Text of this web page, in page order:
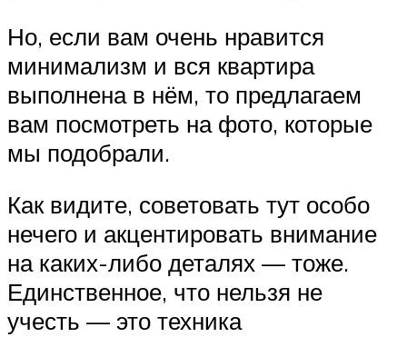
Но, если вам очень нравится
минимализм и вся квартира
выполнена в нём, то предлагаем
вам посмотреть на фото, которые
мы подобрали.
Как видите, советовать тут особо
нечего и акцентировать внимание
на каких-либо деталях — тоже.
Единственное, что нельзя не
учесть — это техника